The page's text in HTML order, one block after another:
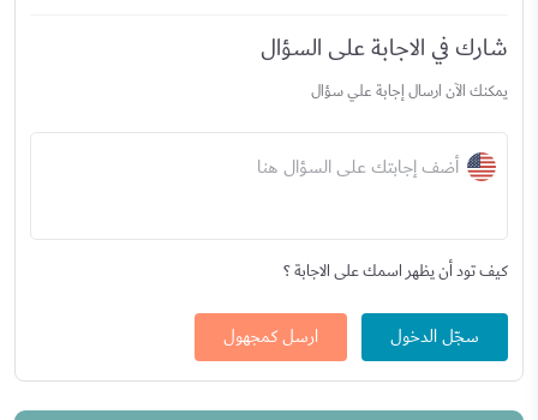
شارك في الاجابة على السؤال
يمكنك الآن ارسال إجابة علي سؤال
أضف إجابتك على السؤال هنا
كيف تود أن يظهر اسمك على الاجابة ؟
سجّل الدخول ارسل كمجهول